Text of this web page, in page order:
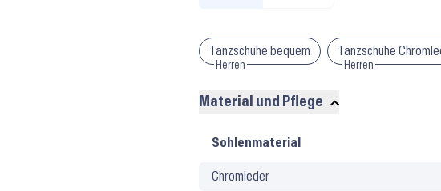
Tanzschuhe bequem
Herren
Tanzschuhe
Herren
Material und Pflege
Material
Pflege
Sohlenmaterial
Chromleder